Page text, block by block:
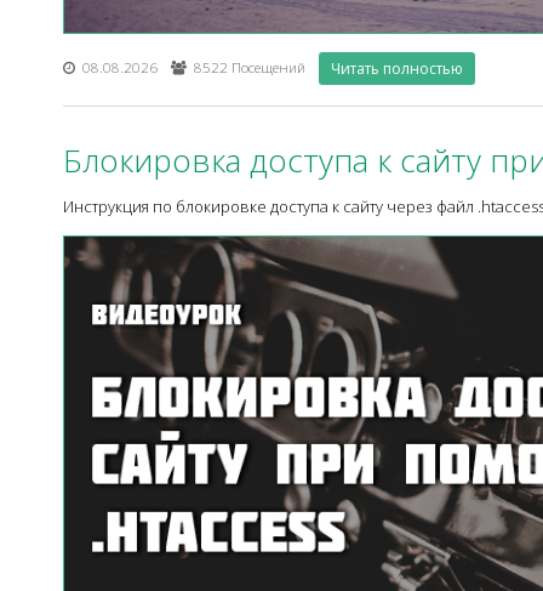
08.08.2026 8522 Посещений Читать полностью
Блокировка доступа к сайту
Инструкция по блокировке доступа к сайту через файл